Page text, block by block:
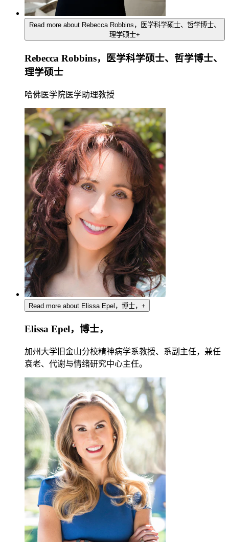
Read more about Rebecca Robbins，医学科学硕士、哲学博士、
理学硕士+
Rebecca Robbins，医学科学硕士、哲学博士、
理学硕士
哈佛医学院医学助理教授
Read more about Elissa Epel，博士， +
Elissa Epel，博士，
加州大学旧金山分校精神病学系教授、系副主任，兼任
衰老、代谢与情绪研究中心主任。